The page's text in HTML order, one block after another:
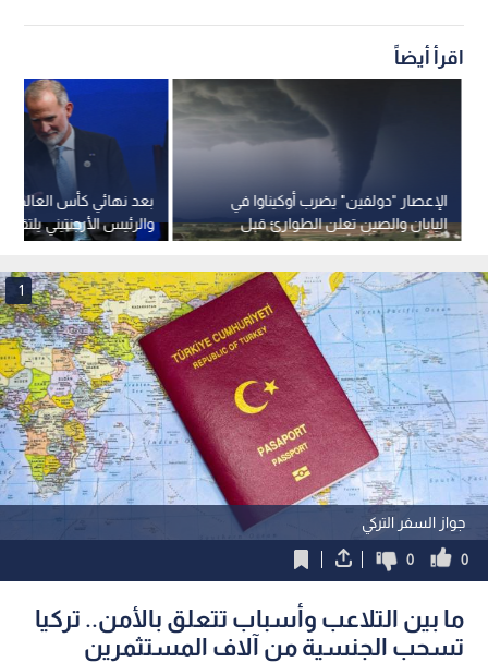
اقرأ أيضاً
بعد نهائي كأس العالم..
والرئيس الأرجنتيني
كولومبيا.. فيديو
الإعصار "دولفين" يضرب أوكيناوا في
اليابان والصين تعلن الطوارئ قبل
وصوله
جواز السفر التركي
1
0
0
ما بين التلاعب وأسباب تتعلق بالأمن.. تركيا
تسحب الجنسية من آلاف المستثمرين